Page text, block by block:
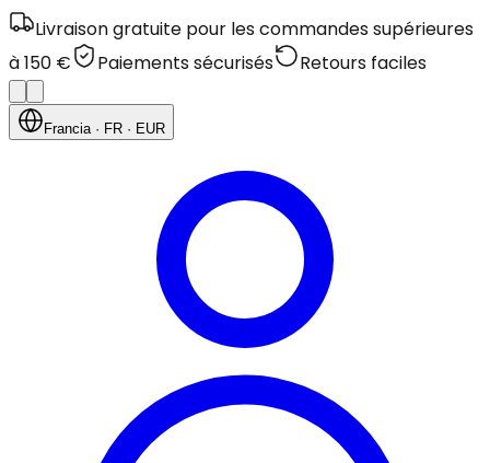
Livraison gratuite pour les commandes supérieures
à 150 €
Paiements sécurisés Retours faciles
Francia· FR · EUR